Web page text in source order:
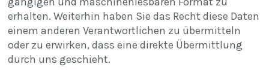
erhalten. Weiterhin haben Sie das Recht diese Daten
einem anderen Verantwortlichen zu übermitteln
oder zu erwirken, dass eine direkte Übermittlung
durch uns geschieht.